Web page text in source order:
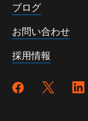
ブログ
お問い合わせ
採用情報